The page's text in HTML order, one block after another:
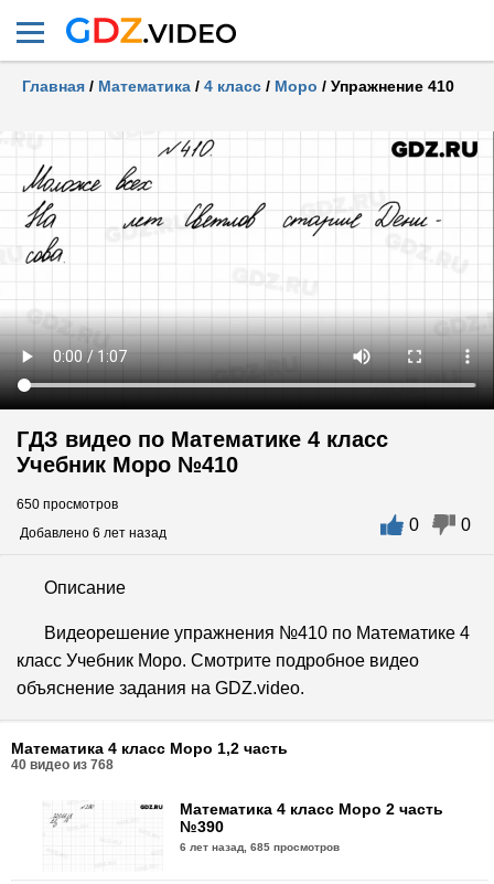
Главная / Математика / 4 класс / Моро / Упражнение 410
ГДЗ видео по Математике 4 класс
Учебник Моро №410
650 просмотров
Добавлено 6 лет назад
0 0
Описание
Видеорешение упражнения №410 по Математике 4
класс Учебник Моро. Смотрите подробное видео
объяснение задания на GDZ.video.
Математика 4 класс Моро 1,2 часть
40 видео из 768
Математика 4 класс Моро 2 часть
№390
6 лет назад,685 просмотров